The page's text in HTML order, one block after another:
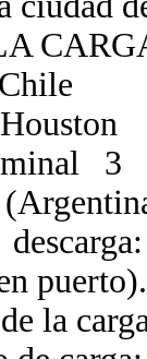
3
puerto).
la